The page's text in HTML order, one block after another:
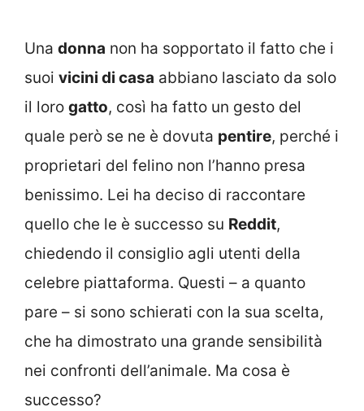
Una donna non ha sopportato il fatto che i
suoi vicini di casa abbiano lasciato da solo
il loro gatto, così ha fatto un gesto del
quale però se ne è dovuta pentire, perché i
proprietari del felino non l’hanno presa
benissimo. Lei ha deciso di raccontare
quello che le è successo su Reddit,
chiedendo il consiglio agli utenti della
celebre piattaforma. Questi – a quanto
pare – si sono schierati con la sua scelta,
che ha dimostrato una grande sensibilità
nei confronti dell’animale. Ma cosa è
successo?